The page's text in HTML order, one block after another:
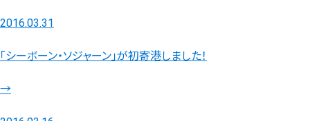
2016.03.31
「シーボーン・ソジャーン」が初寄港しました！
→